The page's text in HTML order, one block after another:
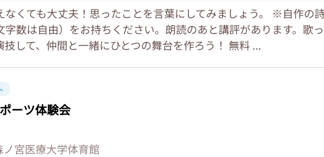
なくても大丈夫！思ったことを言葉にしてみましょう。 ※自作の
字数は自由）をお持ちください。朗読のあと講評があります。歌っ
技して、仲間と一緒にひとつの舞台を作ろう！ 無料 ...
ーツ体験会
ノ宮医療大学体育館